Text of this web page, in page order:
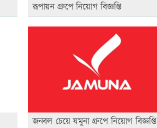
রূপায়ন গ্রুপে নিয়োগ বিজ্ঞপ্তি
জনবল চেয়ে যমুনা গ্রুপে নিয়োগ বিজ্ঞপ্তি